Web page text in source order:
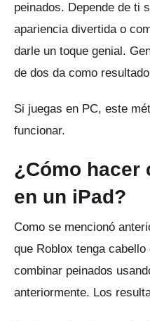
peinados. Depende de ti
apariencia divertida o
darle un toque genial.
de dos da como
Si juegas en PC, este
funcionar.
¿Cómo hacer
en un iPad?
Como se mencionó
que Roblox tenga cabello
combinar peinados
anteriormente. Los